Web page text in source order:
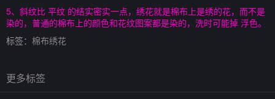
5、斜纹比 平纹 的结实密实一点，绣花就是棉布上是绣的花，而不是
染的，普通的棉布上的颜色和花纹图案都是染的，洗时可能掉 浮色。
标签： 棉布绣花
更多标签